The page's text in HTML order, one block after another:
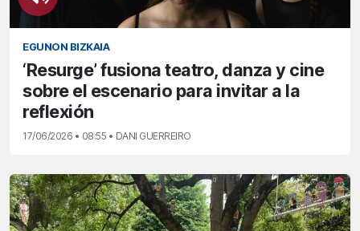
EGUNON BIZKAIA
‘Resurge’ fusiona teatro, danza y cine
sobre el escenario para invitar a la
reflexión
17/06/2026 • 08:55 • DANI GUERREIRO